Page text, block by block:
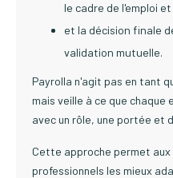
le cadre de l'emploi
et la décision finale
validation mutuelle.
Payrolla n'agit pas en tant
mais veille à ce que
avec un rôle, une portée et
Cette approche permet
professionnels les mieux